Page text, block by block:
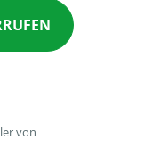
von